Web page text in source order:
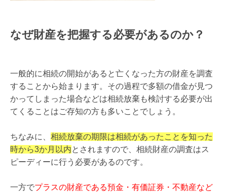
なぜ財産を把握する必要があるのか？
一般的に相続の開始があると亡くなった方の財産を調査
することから始まります。その過程で多額の借金が見つ
かってしまった場合などは相続放棄も検討する必要が出
てくることはご存知の方も多いことでしょう。
ちなみに、 相続放棄の期限は相続があったことを知った
時から3か月以内とされますので、相続財産の調査はス
ピーディーに行う必要があるのです。
一方でプラスの財産である預金・有価証券・不動産など